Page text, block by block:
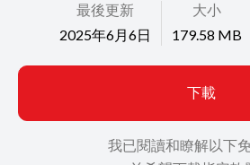
最後更新
2025年6月6日
大小
179.58 MB
下載
我已閱讀和瞭解以下